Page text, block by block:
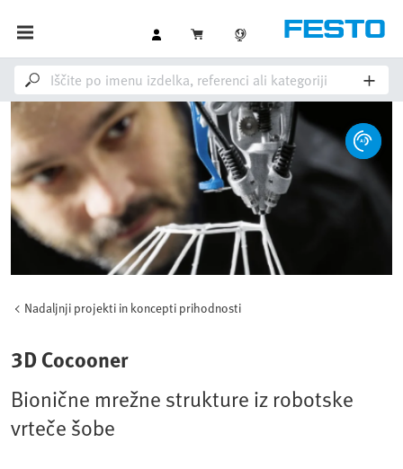
Nadaljnji projekti in koncepti prihodnosti
3D Cocooner
Bionične mrežne strukture iz robotske
vrteče šobe